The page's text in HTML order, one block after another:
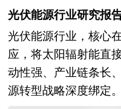
并重组事件进行监测
建设相关企业、科研
解目前水利建设行业
和发展方向不可多得
年版水利建设行业兼
心、国务院发展研究
业信息中心、中国经
究网、全国及海外相
车传感器行业研究单
报告对我国抽水蓄能
区”是执行城市产业职
和发展经济等方面发
用，成为城市经济腾
经济发展、产业调整
担负着聚集创新资源
光伏能源行业研究报
光伏能源行业，核心
应，将太阳辐射能直
动性强、产业链条长
源转型战略深度绑定